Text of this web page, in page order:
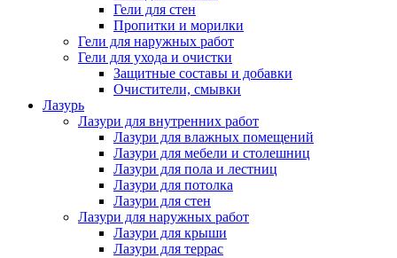
Гели для стен
Пропитки и морилки
Гели для наружных работ
Гели для ухода и очистки
Защитные составы и добавки
Очистители, смывки
Лазурь
Лазури для внутренних работ
Лазури для влажных помещений
Лазури для мебели и столешниц
Лазури для пола и лестниц
Лазури для потолка
Лазури для стен
Лазури для наружных работ
Лазури для крыши
Лазури для террас